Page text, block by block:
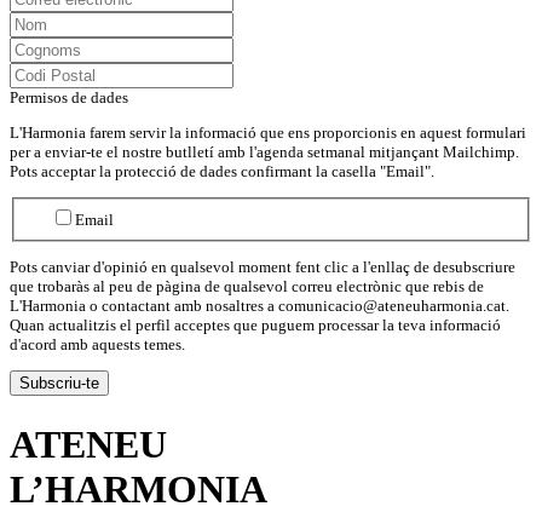
Permisos de dades
L'Harmonia farem servir la informació que ens proporcionis en aquest formulari
per a enviar-te el nostre butlletí amb l'agenda setmanal mitjançant Mailchimp.
Pots acceptar la protecció de dades confirmant la casella "Email".
Email
Pots canviar d'opinió en qualsevol moment fent clic a l'enllaç de desubscriure
que trobaràs al peu de pàgina de qualsevol correu electrònic que rebis de
L'Harmonia o contactant amb nosaltres a comunicacio@ateneuharmonia.cat.
Quan actualitzis el perfil acceptes que puguem processar la teva informació
d'acord amb aquests temes.
ATENEU
L’HARMONIA